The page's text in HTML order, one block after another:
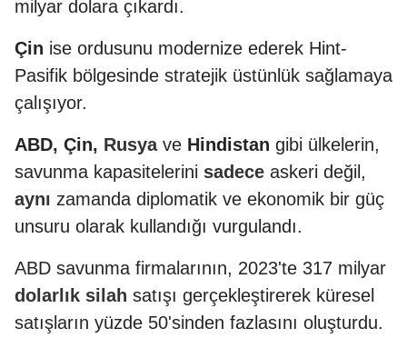
milyar dolara çıkardı.
Çin ise ordusunu modernize ederek Hint-
Pasifik bölgesinde stratejik üstünlük sağlamaya
çalışıyor.
ABD, Çin, Rusya ve Hindistan gibi ülkelerin,
savunma kapasitelerini sadece askeri değil,
aynı zamanda diplomatik ve ekonomik bir güç
unsuru olarak kullandığı vurgulandı.
ABD savunma firmalarının, 2023'te 317 milyar
dolarlık silah satışı gerçekleştirerek küresel
satışların yüzde 50'sinden fazlasını oluşturdu.